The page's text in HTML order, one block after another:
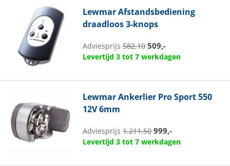
LewmarAfstandsbediening
draadloos 3-knops
Adviesprijs582,10 509,-
Levertijd 3 tot 7 werkdagen
LewmarAnkerlier Pro Sport 550
12V 6mm
Adviesprijs1.211,50 999,-
Levertijd 3 tot 7 werkdagen